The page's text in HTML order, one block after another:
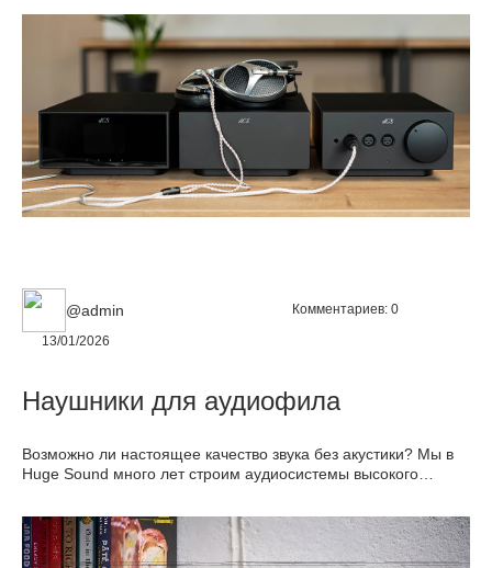
Банковская система будет адаптироваться, условия
неизбежно изменятся, и часть денег выйдет из вкладов.
Вопрос не в том, случится ли это, а в том, во что именно эти
деньги будут конвертированы. Если вам близка тема музыки,
техники и осознанного потребления, аппаратура High-End
может рассматриваться не только как источник удовольствия,
но и как форма долгосрочной материальной ценности.
Инвестирование не с целью приумножения, а с целью
закрытия одной из потребительских ниш максимально
качественно и долгосрочно.
@admin
13/01/2026
Комментариев: 0
Наушники для аудиофила
Возможно ли настоящее качество звука без акустики? Мы в
Huge Sound много лет строим аудиосистемы высокого
наушниками почти не занимались. Причина проста: даже
лучшие модели редко создают настоящую сцену в
пространстве — звук формируется «в голове». Это иное